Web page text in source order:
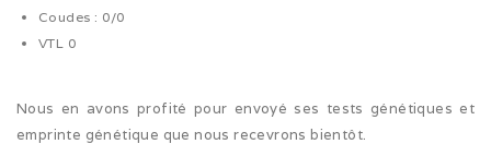
Balade en famille (05/26)
Coudes : 0/0
VTL 0
Nous en avons profité pour envoyé ses tests génétiques et
emprinte génétique que nous recevrons bientôt.